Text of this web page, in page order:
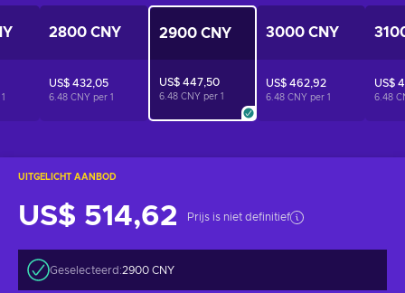
UITGELICHT AANBOD
US$ 514,62 Prijs is niet definitief
Geselecteerd:2900 CNY
1
2800 CNY
US$ 432,05
6.48 CNY per 1
2900 CNY
US$ 447,50
6.48 CNY per 1
3000 CNY
US$ 462,92
6.48 CNY per 1
US$
6.48